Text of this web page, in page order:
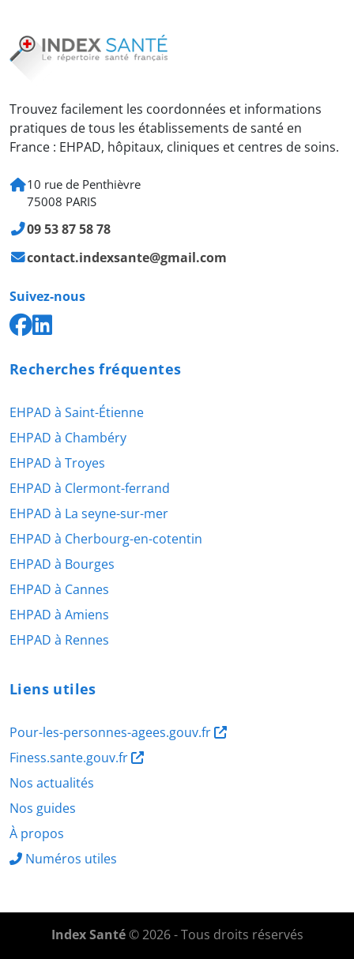
Trouvez facilement les coordonnées et informations
pratiques de tous les établissements de santé en
France : EHPAD, hôpitaux, cliniques et centres de soins.
10 rue de Penthièvre
75008 PARIS
09 53 87 58 78
contact.indexsante@gmail.com
Suivez-nous
Recherches fréquentes
EHPAD à Saint-Étienne
EHPAD à Chambéry
EHPAD à Troyes
EHPAD à Clermont-ferrand
EHPAD à La seyne-sur-mer
EHPAD à Cherbourg-en-cotentin
EHPAD à Bourges
EHPAD à Cannes
EHPAD à Amiens
EHPAD à Rennes
Liens utiles
Pour-les-personnes-agees.gouv.fr
Finess.sante.gouv.fr
Nos actualités
Nos guides
À propos
Numéros utiles
Index Santé© 2026 - Tous droits réservés